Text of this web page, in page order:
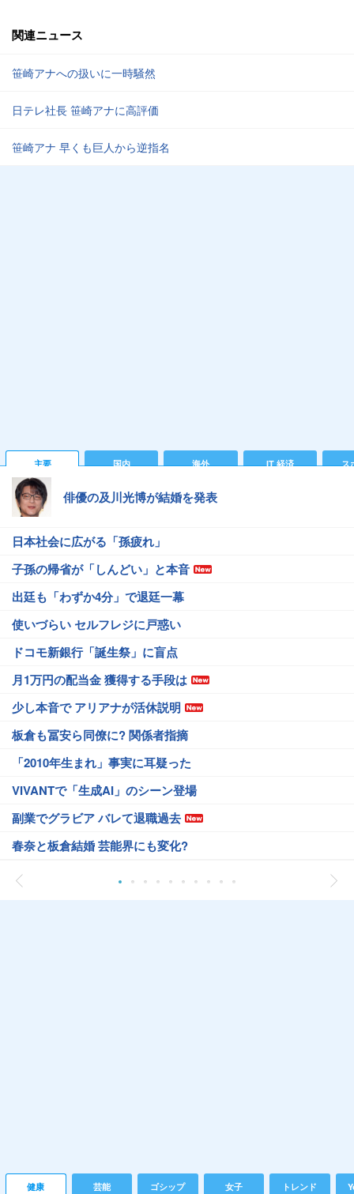
関連ニュース
笹崎アナへの扱いに一時騒然
日テレ社長 笹崎アナに高評価
笹崎アナ 早くも巨人から逆指名
主要 国内 海外 IT 経済 ス
俳優の及川光博が結婚を発表
日本社会に広がる「孫疲れ」
子孫の帰省が「しんどい」と本音
出廷も「わずか4分」で退廷一幕
使いづらい セルフレジに戸惑い
ドコモ新銀行「誕生祭」に盲点
月1万円の配当金 獲得する手段は
少し本音で アリアナが活休説明
板倉も冨安ら同僚に? 関係者指摘
「2010年生まれ」事実に耳疑った
VIVANTで「生成AI」のシーン登場
副業でグラビア バレて退職過去
春奈と板倉結婚 芸能界にも変化?
健康 芸能 ゴシップ 女子 トレンド